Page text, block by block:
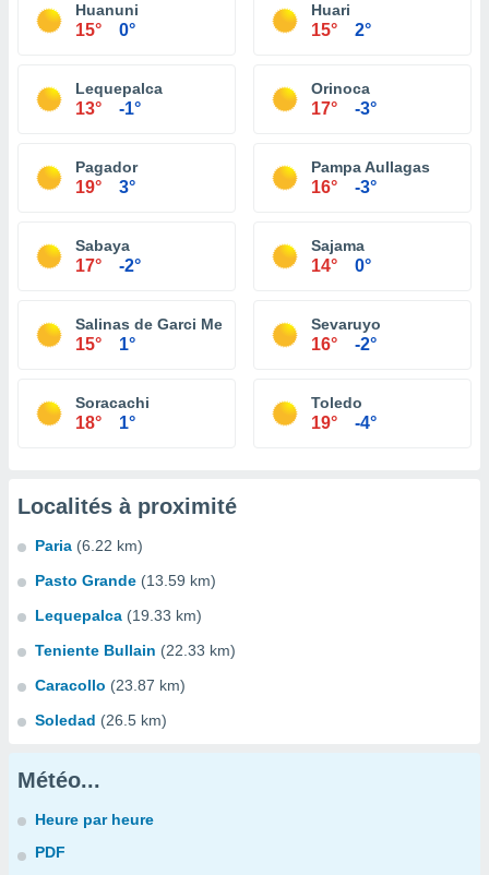
Huanuni
15° 0°
Huari
15° 2°
Lequepalca
13° -1°
Orinoca
17° -3°
Pagador
19° 3°
Pampa Aullagas
16° -3°
Sabaya
17° -2°
Sajama
14° 0°
Salinas de Garci Mendoza
15° 1°
Sevaruyo
16° -2°
Soracachi
18° 1°
Toledo
19° -4°
Localités à proximité
Paria (6.22 km)
Pasto Grande (13.59 km)
Lequepalca (19.33 km)
Teniente Bullain (22.33 km)
Caracollo (23.87 km)
Soledad (26.5 km)
Météo...
Heure par heure
PDF